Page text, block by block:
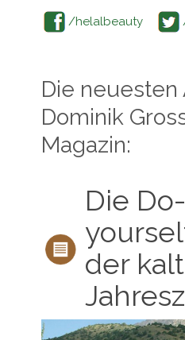
Facebook
/helalbeauty
Die neuesten
Dominik
Magazin:
Die
der